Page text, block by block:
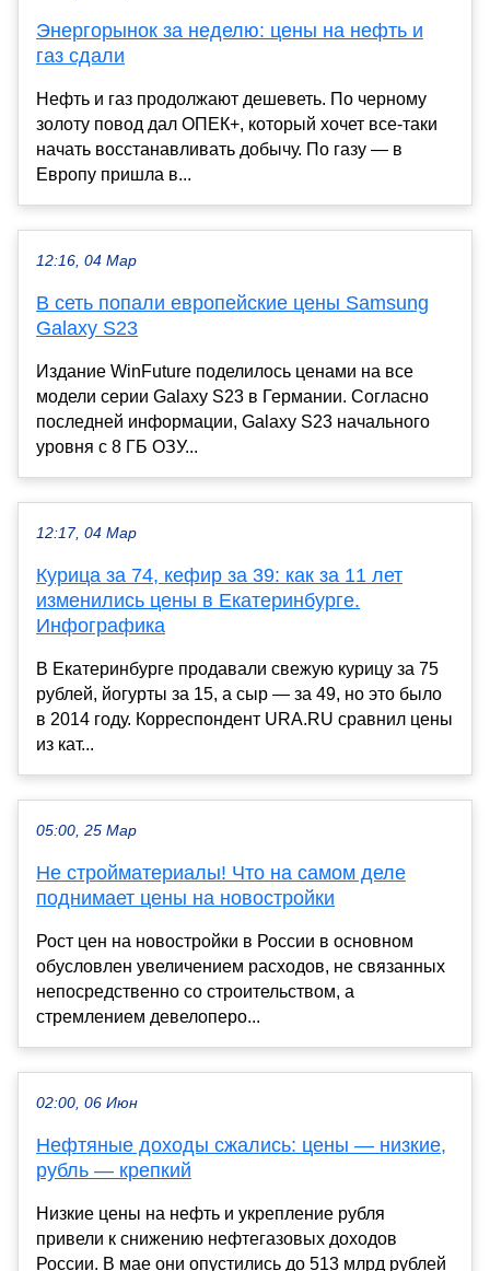
Энергорынок за неделю: цены на нефть и
газ сдали
Нефть и газ продолжают дешеветь. По черному
золоту повод дал ОПЕК+, который хочет все-таки
начать восстанавливать добычу. По газу — в
Европу пришла в...
12:16, 04 Мар
В сеть попали европейские цены Samsung
Galaxy S23
Издание WinFuture поделилось ценами на все
модели серии Galaxy S23 в Германии. Согласно
последней информации, Galaxy S23 начального
уровня с 8 ГБ ОЗУ...
12:17, 04 Мар
Курица за 74, кефир за 39: как за 11 лет
изменились цены в Екатеринбурге.
Инфографика
В Екатеринбурге продавали свежую курицу за 75
рублей, йогурты за 15, а сыр — за 49, но это было
в 2014 году. Корреспондент URA.RU сравнил цены
из кат...
05:00, 25 Мар
Не стройматериалы! Что на самом деле
поднимает цены на новостройки
Рост цен на новостройки в России в основном
обусловлен увеличением расходов, не связанных
непосредственно со строительством, а
стремлением девелоперо...
02:00, 06 Июн
Нефтяные доходы сжались: цены — низкие,
рубль — крепкий
Низкие цены на нефть и укрепление рубля
привели к снижению нефтегазовых доходов
России. В мае они опустились до 513 млрд рублей